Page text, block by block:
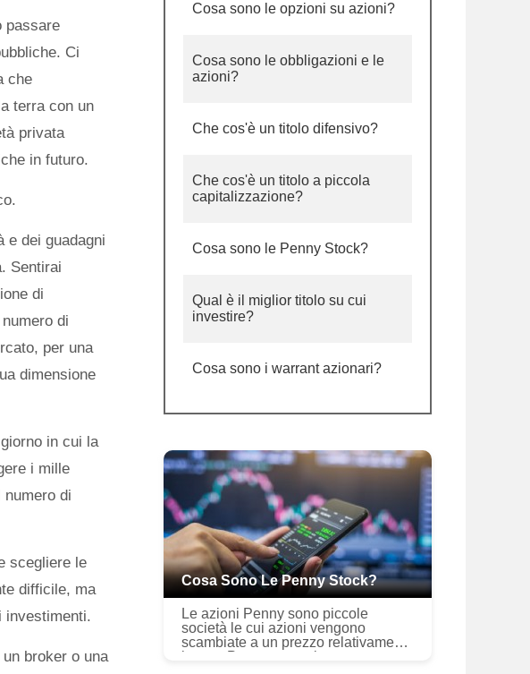
passare
Ci
che
terra con un
privata
in futuro.
e dei guadagni
Sentirai
di
di
per una
dimensione
in cui la
i mille
di
scegliere le
difficile, ma
investimenti.
broker o una
Cosa sono le opzioni su azioni?
Cosa sono le obbligazioni e le
azioni?
Che cos'è un titolo difensivo?
Che cos'è un titolo a piccola
capitalizzazione?
Cosa sono le Penny Stock?
Qual è il miglior titolo su cui
investire?
Cosa sono i warrant azionari?
Cosa Sono Le Penny Stock?
Le azioni Penny sono piccole
società le cui azioni vengono
scambiate a un prezzo relativamente
basso. Possono sembrare